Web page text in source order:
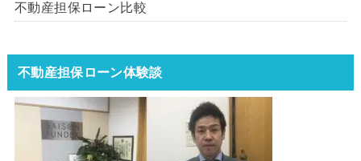
不動産担保ローン比較
不動産担保ローン体験談